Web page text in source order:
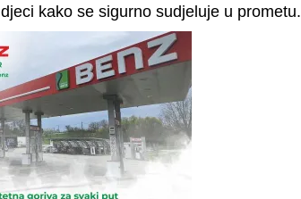
kako se sigurno sudjeluje u prometu.